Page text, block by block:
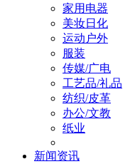
家用电器
美妆日化
运动户外
服装
传媒/广电
工艺品/礼品
纺织/皮革
办公/文教
纸业
新闻资讯